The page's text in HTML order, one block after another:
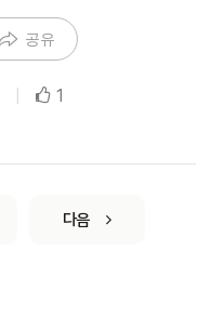
공유
1
다음